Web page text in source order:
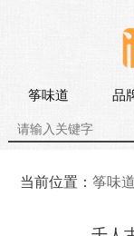
筝味道 品
当前位置：筝味